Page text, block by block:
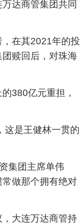
达商管集团共同
在其2021年的投
赎回后，对珠海
380亿元重担，
是王健林一贯的
集团主席单伟
做那个拥有绝对
大连万达商管持